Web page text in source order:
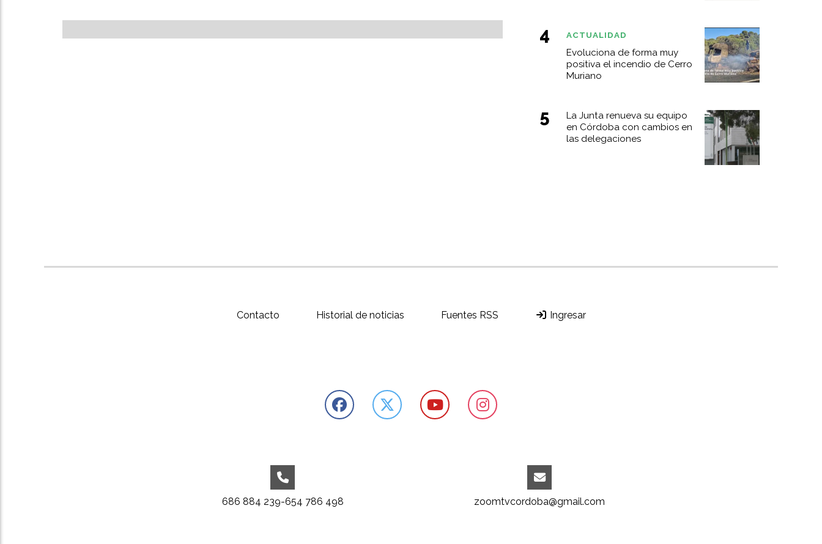
Evoluciona de forma muy
positiva el incendio de Cerro
Muriano
ACTUALIDAD
La Junta renueva su equipo
en Córdoba con cambios en
las delegaciones
Contacto Historial de noticias Fuentes RSS Ingresar
686 884 239-654 786 498 zoomtvcordoba@gmail.com